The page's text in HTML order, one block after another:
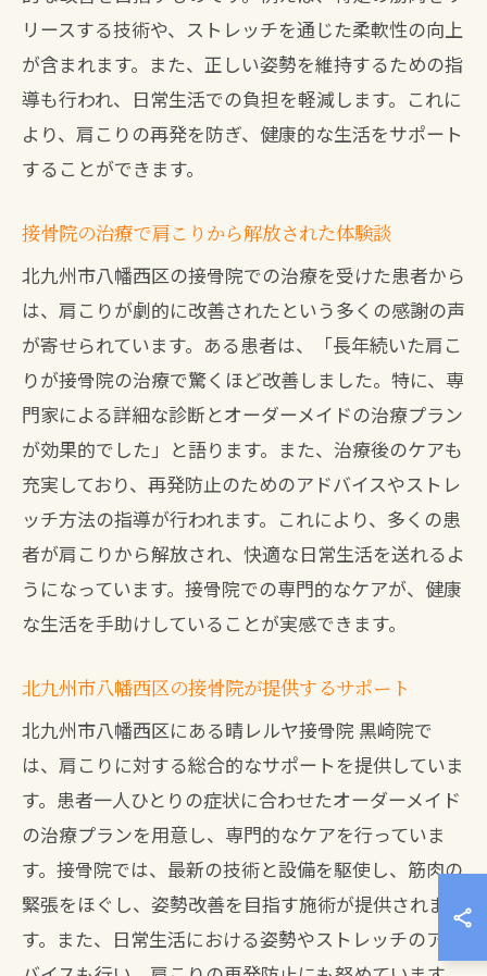
リースする技術や、ストレッチを通じた柔軟性の向上
が含まれます。また、正しい姿勢を維持するための指
導も行われ、日常生活での負担を軽減します。これに
より、肩こりの再発を防ぎ、健康的な生活をサポート
することができます。
接骨院の治療で肩こりから解放された体験談
北九州市八幡西区の接骨院での治療を受けた患者から
は、肩こりが劇的に改善されたという多くの感謝の声
が寄せられています。ある患者は、「長年続いた肩こ
りが接骨院の治療で驚くほど改善しました。特に、専
門家による詳細な診断とオーダーメイドの治療プラン
が効果的でした」と語ります。また、治療後のケアも
充実しており、再発防止のためのアドバイスやストレ
ッチ方法の指導が行われます。これにより、多くの患
者が肩こりから解放され、快適な日常生活を送れるよ
うになっています。接骨院での専門的なケアが、健康
な生活を手助けしていることが実感できます。
北九州市八幡西区の接骨院が提供するサポート
北九州市八幡西区にある晴レルヤ接骨院 黒崎院で
は、肩こりに対する総合的なサポートを提供していま
す。患者一人ひとりの症状に合わせたオーダーメイド
の治療プランを用意し、専門的なケアを行っていま
す。接骨院では、最新の技術と設備を駆使し、筋肉の
緊張をほぐし、姿勢改善を目指す施術が提供されま
す。また、日常生活における姿勢やストレッチのアド